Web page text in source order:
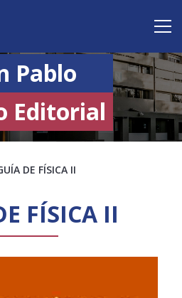
Pablo
Editorial
DE FÍSICA II
FÍSICA II